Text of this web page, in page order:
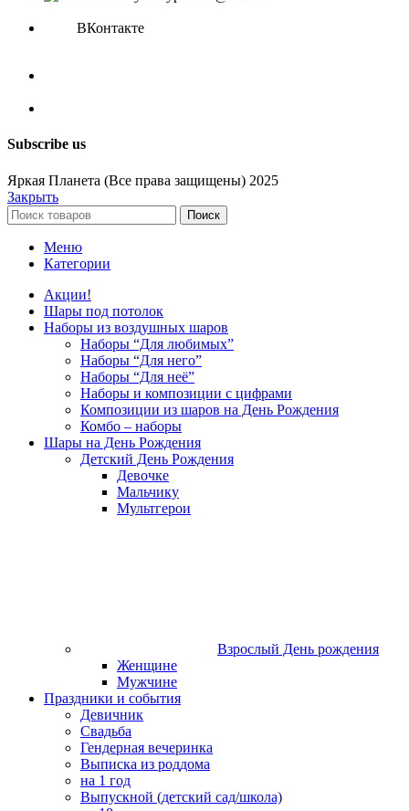
ВКонтакте
Subscribe us
Яркая Планета (Все права защищены) 2025
Закрыть
Поиск
Меню
Категории
Акции!
Шары под потолок
Наборы из воздушных шаров
Наборы “Для любимых”
Наборы “Для него”
Наборы “Для неё”
Наборы и композиции с цифрами
Композиции из шаров на День Рождения
Комбо – наборы
Шары на День Рождения
Детский День Рождения
Девочке
Мальчику
Мультгерои
Взрослый День рождения
Женщине
Мужчине
Праздники и события
Девичник
Свадьба
Гендерная вечеринка
Выписка из роддома
на 1 год
Выпускной (детский сад/школа)